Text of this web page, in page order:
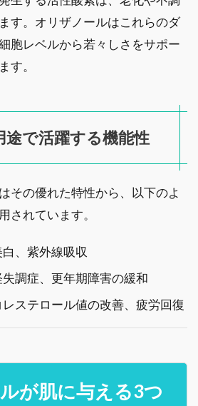
す。オリザノールはこれらのダ
胞レベルから若々しさをサポー
す。
途で活躍する機能性
その優れた特性から、以下のよ
されています。
、紫外線吸収
失調症、更年期障害の緩和
レステロール値の改善、疲労回復
が肌に与える3つ